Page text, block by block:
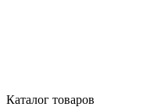
Каталог товаров